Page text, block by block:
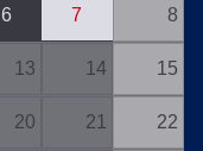
6 7 8
13 14 15
20 21 22